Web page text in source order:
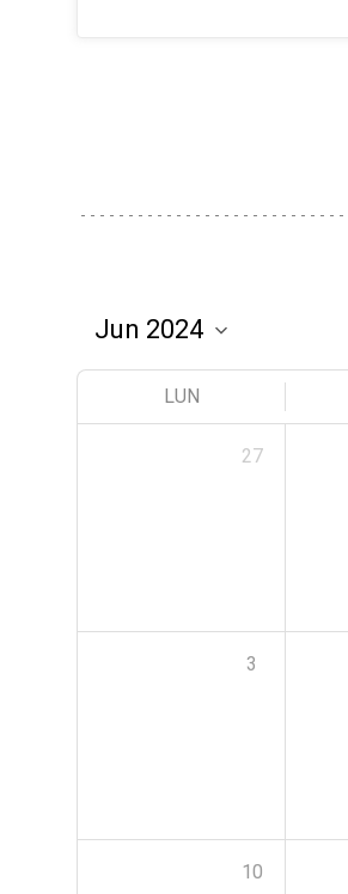
LUN
27
3
10